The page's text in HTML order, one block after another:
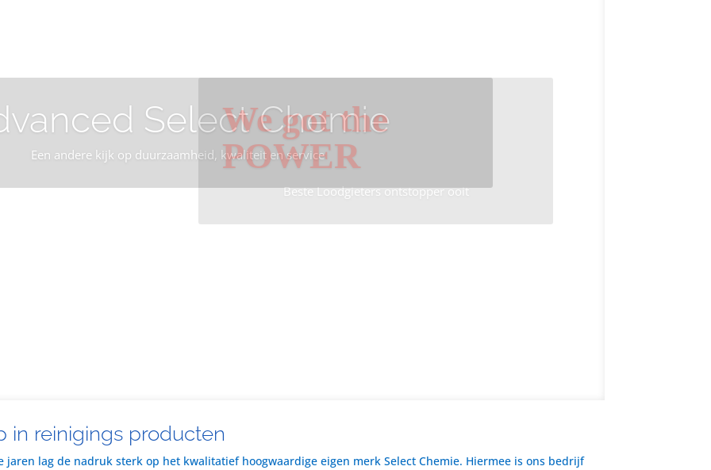
Select Chemie
Een andere kijk op duurzaamheid, kwaliteit en service
We got the
POWER
Beste Loodgieters ontstopper ooit
in reinigings producten
jaren lag de nadruk sterk op het kwalitatief hoogwaardige eigen merk Select Chemie. Hiermee is ons bedrijf